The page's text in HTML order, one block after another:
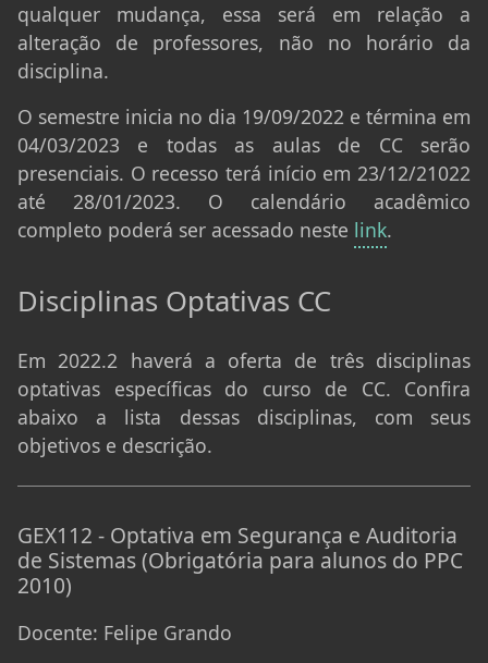
qualquer mudança, essa será em relação a
alteração de professores, não no horário da
disciplina.
O semestre inicia no dia 19/09/2022 e términa em
04/03/2023 e todas as aulas de CC serão
presenciais. O recesso terá início em 23/12/21022
até 28/01/2023. O calendário acadêmico
completo poderá ser acessado neste link.
Disciplinas Optativas CC
Em 2022.2 haverá a oferta de três disciplinas
optativas específicas do curso de CC. Confira
abaixo a lista dessas disciplinas, com seus
objetivos e descrição.
GEX112 - Optativa em Segurança e Auditoria
de Sistemas (Obrigatória para alunos do PPC
2010)
Docente: Felipe Grando